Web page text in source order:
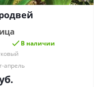
В наличии
апрель